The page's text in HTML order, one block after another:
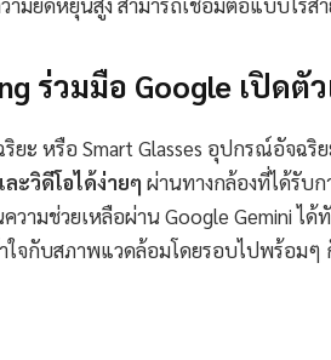
ามยืดหยุ่นสูง สามารถเชื่อมต่อแบบไร้ส
ร่วมมือ Google เปิด
ยะ หรือ Smart Glasses อุปกรณ์อัจฉ
ะวิดีโอได้ง่ายๆ ผ่านทางกล้องที่ได้รับก
ความช่วยเหลือผ่าน Google Gemini
ใจกับสภาพแวดล้อมโดยรอบไปพร้อมๆ